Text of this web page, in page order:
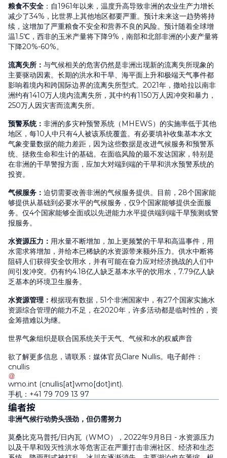
粮食不安全 ：自1961年以来，温度升高导致非洲的农业生产力增长
减少了34%，比世界上其他地区都要严重。预计未来这一趋势将持
续，这增加了严重粮食不安全和营养不良的风险。预计随着全球增
温1.5℃，西非的玉米产量将下降9%，南部和北部非洲的小麦产量将
下降20%-60%。
流离失所 ： 与气候相关的危害仍然是非洲出现新的流离失所现象的
主要驱动因素。长期的洪水和干旱、海平面上升和极端天气事件都
影响着境内和跨国际边界的流离失所型式。2021年，撒哈拉以南非
洲约有1410万人境内流离失所，其中约有1150万人因冲突和暴力，
250万人因灾害而流离失所。
预警系统： 非洲的多灾种预警系统（MHEWS）的实施率低于其他
地区，每10人中只有4人被该系统覆盖。有必要填补收集基本水文
气象变量数据的能力差距，因为这些数据是改进气候服务和预警系
统、拯救生命和生计的基础。在面临风险的最不发达国家，特别是
在非洲的干旱警报方面，应加大对端到端的干旱和洪水预警系统的
投资。
气候服务 ： 迫切需要改善非洲的气候服务提供。目前，28个国家能
够提供从基础到必要水平的气候服务，仅9个国家能够提供全面服
务。仅4个国家能够全面或以先进能力水平提供端到端干旱预测或警
报服务。
水资源压力 ： 用水量不断增加，加上更频繁的干旱和高温事件，用
水需求将增加，并给本已稀缺的水资源带来额外压力。供水中断将
阻碍人们获得安全饮用水，并有可能在奋力应对经济挑战的人们中
间引发冲突。仍有约4.18亿人缺乏基本水平的饮用水，7.79亿人缺
乏基本的环境卫生服务。
水资源管理 ： 根据现有数据，51个非洲国家中，有27个国家实施水
资源综合管理的能力不足，在2020年，许多活动都是临时性的，资
金筹措难以为继。
世界气象组织是联合国系统关于天气、气候和水的权威声音
欲了解更多信息，请联系：媒体官员Clare Nullis。电子邮件：
cnullis
wmo.int (cnullis[at]wmo[dot]int).
手机：+41 79 709 13 97
编者按
非洲气候行动势头强劲，但仍需努力
莫桑比克马普托/日内瓦（WMO），2022年9月8日 - 水资源压力
以及干旱和毁灭性洪水等危害正在严重打击非洲社区、经济和生态